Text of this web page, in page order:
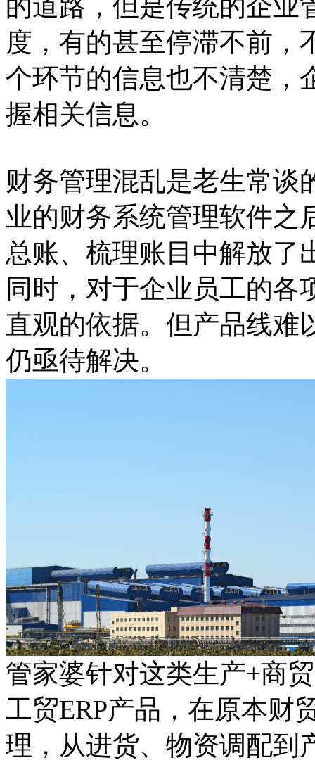
的道路，但是传统的企业
度，有的甚至停滞不前，
个环节的信息也不清楚，
握相关信息。
财务管理混乱是老生常谈
业的财务系统管理软件之
总账、梳理账目中解放了
同时，对于企业员工的各
直观的依据。但产品线难
仍亟待解决。
管家婆针对这类生产+商
工贸ERP产品，在原本财
理，从进货、物资调配到